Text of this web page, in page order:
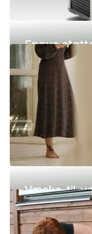
Enova
2026
Væske-til-
guide (pris,